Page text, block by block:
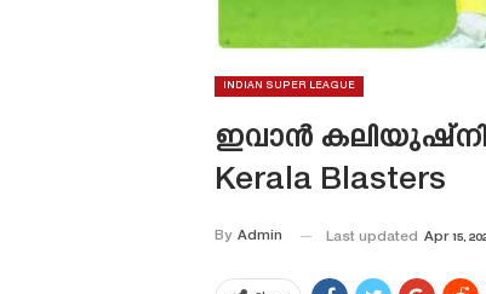
INDIAN SUPER LEAGUE
ഇവാൻ കലിയുഷ്‌നി
Kerala Blasters
By Admin Last updated Apr 15,